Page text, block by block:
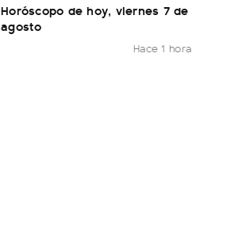
Horóscopo de hoy, viernes 7 de
agosto
Hace 1 hora